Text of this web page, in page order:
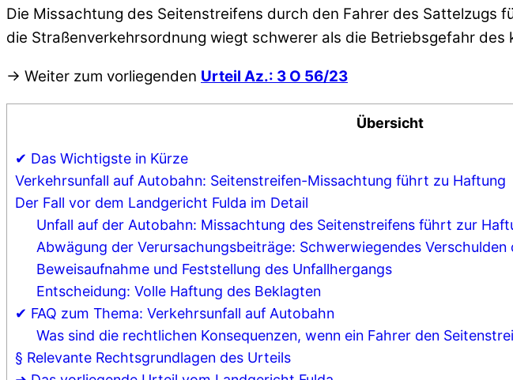
Die Missachtung des Seitenstreifens durch den Fahrer des Sattelzugs
die Straßenverkehrsordnung wiegt schwerer als die Betriebsgefahr des
→ Weiter zum vorliegenden Urteil Az.: 3 O 56/23
Übersicht
✔ Das Wichtigste in Kürze
Verkehrsunfall auf Autobahn: Seitenstreifen-Missachtung führt zu Haftung
Der Fall vor dem Landgericht Fulda im Detail
Unfall auf der Autobahn: Missachtung des Seitenstreifens führt zur
Abwägung der Verursachungsbeiträge: Schwerwiegendes Verschulden
Beweisaufnahme und Feststellung des Unfallhergangs
Entscheidung: Volle Haftung des Beklagten
✔ FAQ zum Thema: Verkehrsunfall auf Autobahn
Was sind die rechtlichen Konsequenzen, wenn ein Fahrer den
§ Relevante Rechtsgrundlagen des Urteils